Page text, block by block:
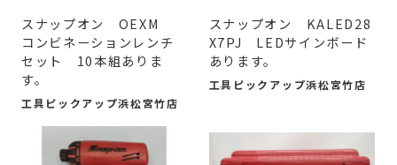
スナップオン OEXM
コンビネーションレンチ
セット 10本組ありま
す。
工具ピックアップ浜松宮竹店
スナップオン KALED28
X7PJ LEDサインボード
あります。
工具ピックアップ浜松宮竹店